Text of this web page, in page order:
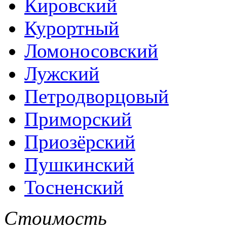
Кировский
Курортный
Ломоносовский
Лужский
Петродворцовый
Приморский
Приозёрский
Пушкинский
Тосненский
Стоимость